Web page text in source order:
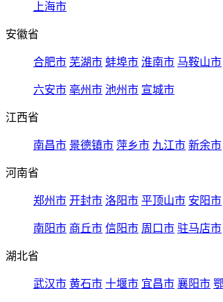
上海市
安徽省
合肥市 芜湖市 蚌埠市 淮南市 马鞍山市
六安市 亳州市 池州市 宣城市
江西省
南昌市 景德镇市 萍乡市 九江市 新余市
河南省
郑州市 开封市 洛阳市 平顶山市 安阳市
南阳市 商丘市 信阳市 周口市 驻马店市
湖北省
武汉市 黄石市 十堰市 宜昌市 襄阳市